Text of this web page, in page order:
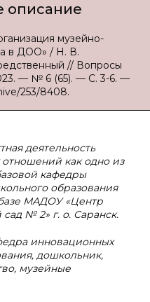
описание
музейно-
в ДОО» / Н. В.
// Вопросы
— № 6 (65). — С. 3-6. —
253/8408.
деятельность
отношений как одно из
кафедры
образования
МАДОУ «Центр
№ 2» г. о. Саранск.
инновационных
дошкольник,
музейные